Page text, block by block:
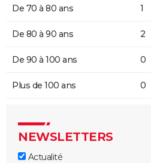
De 70 à 80 ans 1
De 80 à 90 ans 2
De 90 à 100 ans 0
Plus de 100 ans 0
NEWSLETTERS
Actualité